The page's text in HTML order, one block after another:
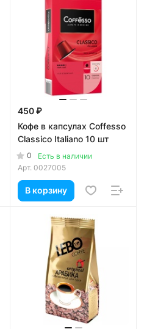
450 ₽
Кофе в капсулах Coffesso
Classico Italiano 10 шт
0
Есть в наличии
Арт. 0027005
В корзину